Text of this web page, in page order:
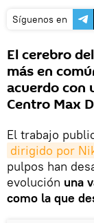
Síguenos en
El cerebro
más en
acuerdo con
Centro Max
El trabajo
dirigido por
pulpos han
evolución una
como la que